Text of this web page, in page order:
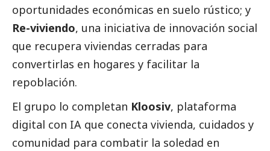
oportunidades económicas en suelo rústico; y
Re-viviendo, una iniciativa de innovación social
que recupera viviendas cerradas para
convertirlas en hogares y facilitar la
repoblación.
El grupo lo completan Kloosiv, plataforma
digital con IA que conecta vivienda, cuidados y
comunidad para combatir la soledad en